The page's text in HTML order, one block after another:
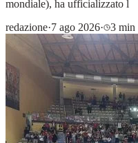
mondiale), ha ufficializzato l
redazione·7 ago 2026· 3 min